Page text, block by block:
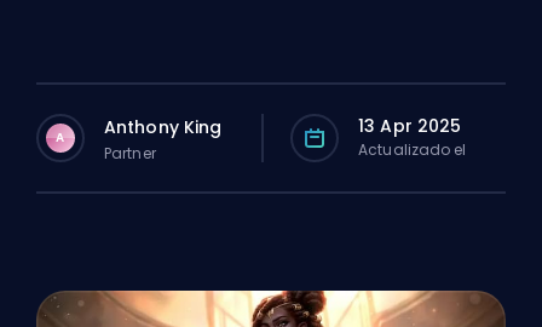
A Anthony King
Partner
13 Apr 2025
Actualizado el